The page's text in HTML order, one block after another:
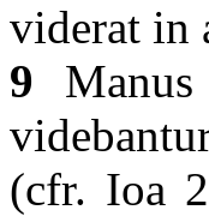
viderat in
9
(cfr. Ioa